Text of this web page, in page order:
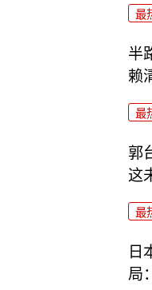
最
半
赖
最
郭
这
最
日
局